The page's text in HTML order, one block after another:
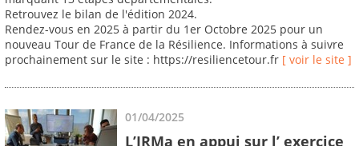
Retrouvez le bilan de l'édition 2024.
Rendez-vous en 2025 à partir du 1er Octobre 2025 pour un
nouveau Tour de France de la Résilience. Informations à suivre
prochainement sur le site : https://resiliencetour.fr [ voir le site ]
01/04/2025
L’IRMa en appui sur l’ exercice